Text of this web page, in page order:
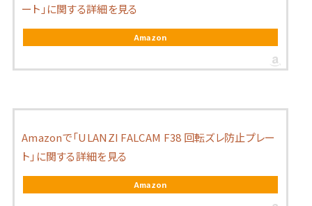
ート」に関する詳細を見る
Amazon
Amazonで「ULANZI FALCAM F38 回転ズレ防止プレー
ト」に関する詳細を見る
Amazon